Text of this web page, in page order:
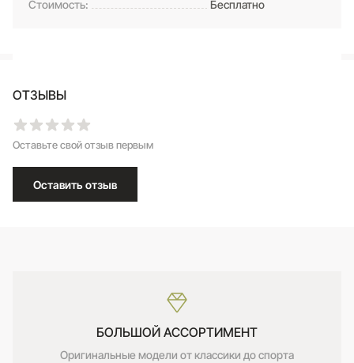
Стоимость: Бесплатно
ОТЗЫВЫ
Оставьте свой отзыв первым
Оставить отзыв
БОЛЬШОЙ АССОРТИМЕНТ
Оригинальные модели от классики до спорта